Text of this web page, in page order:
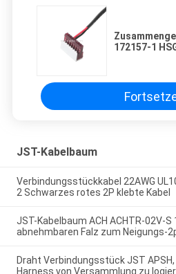
172157-1
JST-Kabelbaum
Verbindungsstückkabel 22AWG
2 Schwarzes rotes 2P klebte Kabel
JST-Kabelbaum ACH ACHTR-02V-
abnehmbaren Falz zum Neigungs-
Draht Verbindungsstück JST APSH,
Harness von Versammlung zu